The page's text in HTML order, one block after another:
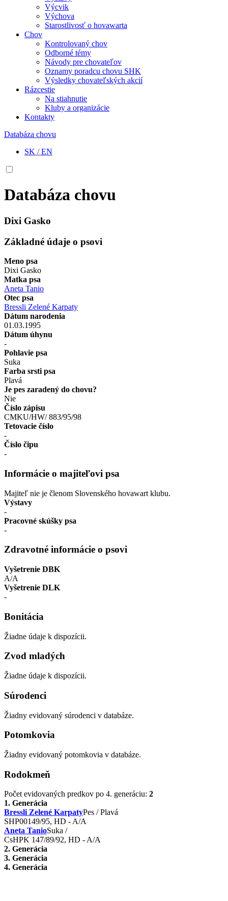
Výcvik
Výchova
Starostlivosť o hovawarta
Chov
Kontrolovaný chov
Odborné témy
Návody pre chovateľov
Oznamy poradcu chovu SHK
Výsledky chovateľských akcií
Rázcestie
Na stiahnutie
Kluby a organizácie
Kontakty
Databáza chovu
SK /EN
Databáza chovu
Dixi Gasko
Základné údaje o psovi
Meno psa
Dixi Gasko
Matka psa
Aneta Tanio
Otec psa
Bressli Zelené Karpaty
Dátum narodenia
01.03.1995
Dátum úhynu
-
Pohlavie psa
Suka
Farba srsti psa
Plavá
Je pes zaradený do chovu?
Nie
Číslo zápisu
CMKU/HW/ 883/95/98
Tetovacie číslo
-
Číslo čipu
-
Informácie o majiteľovi psa
Majiteľ nie je členom Slovenského hovawart klubu.
Výstavy
-
Pracovné skúšky psa
-
Zdravotné informácie o psovi
Vyšetrenie DBK
A/A
Vyšetrenie DLK
-
Bonitácia
Žiadne údaje k dispozícii.
Zvod mladých
Žiadne údaje k dispozícii.
Súrodenci
Žiadny evidovaný súrodenci v databáze.
Potomkovia
Žiadny evidovaný potomkovia v databáze.
Rodokmeň
Počet evidovaných predkov po 4. generáciu: 2
1. Generácia
Bressli Zelené KarpatyPes / Plavá
SHP00149/95, HD - A/A
Aneta TanioSuka /
CsHPK 147/89/92, HD - A/A
2. Generácia
3. Generácia
4. Generácia